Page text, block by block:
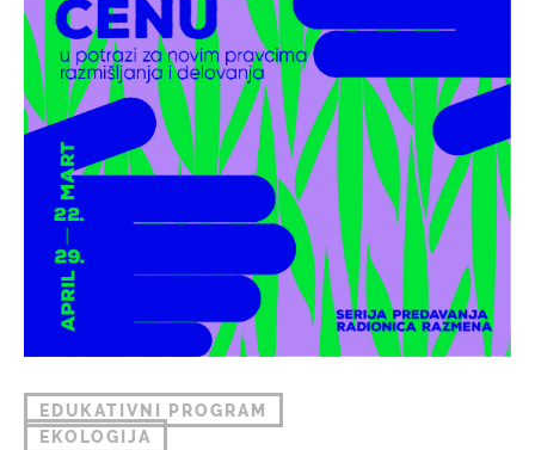
EDUKATIVNI PROGRAM
EKOLOGIJA